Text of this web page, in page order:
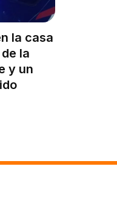
la casa
la
y un